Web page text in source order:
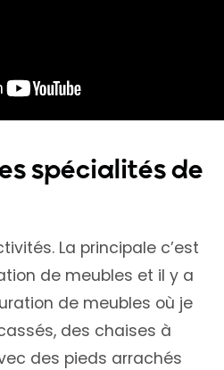
spécialités de
La principale c’est
de meubles et il y a
de meubles où je
des chaises à
des pieds arrachés